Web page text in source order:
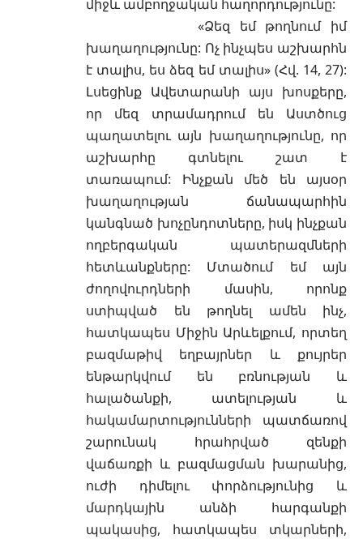
միջև ամբողջական հաղորդությունը:
«Ձեզ եմ թողնում իմ
խաղաղությունը: Ոչ ինչպես աշխարհն
է տալիս, ես ձեզ եմ տալիս» (Հվ. 14, 27):
Լսեցինք Ավետարանի այս խոսքերը,
որ մեզ տրամադրում են Աստծուց
պաղատելու այն խաղաղությունը, որ
աշխարհը գտնելու շատ է
տառապում: Ինչքան մեծ են այսօր
խաղաղության ճանապարհին
կանգնած խոչընդոտները, իսկ ինչքան
ողբերգական պատերազմների
հետևանքները: Մտածում եմ այն
ժողովուրդների մասին, որոնք
ստիպված են թողնել ամեն ինչ,
հատկապես Միջին Արևելքում, որտեղ
բազմաթիվ եղբայրներ և քույրեր
ենթարկվում են բռնության և
հալածանքի, ատելության և
հակամարտությունների պատճառով
շարունակ հրահրված զենքի
վաճառքի և բազմացման խարանից,
ուժի դիմելու փորձությունից և
մարդկային անձի հարգանքի
պակասից, հատկապես տկարների,